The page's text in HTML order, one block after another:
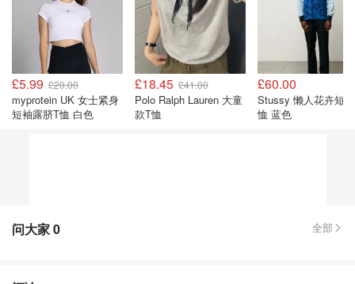
£5.99 £20.00
myprotein UK 女士紧身
短袖露脐T恤 白色
£18.45 £41.00
Polo Ralph Lauren 大童
款T恤
£60.00
Stussy 懒人花卉短
恤 蓝色
问大家0 全部